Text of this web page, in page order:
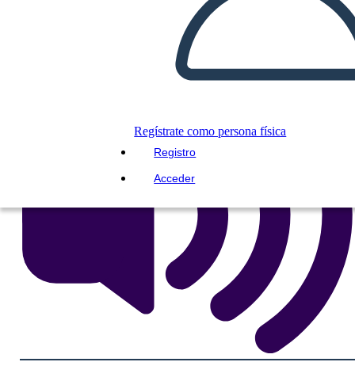
Regístrate como persona física
Registro
Acceder
JUEGO DE DIAPOSITIVAS
LEERME